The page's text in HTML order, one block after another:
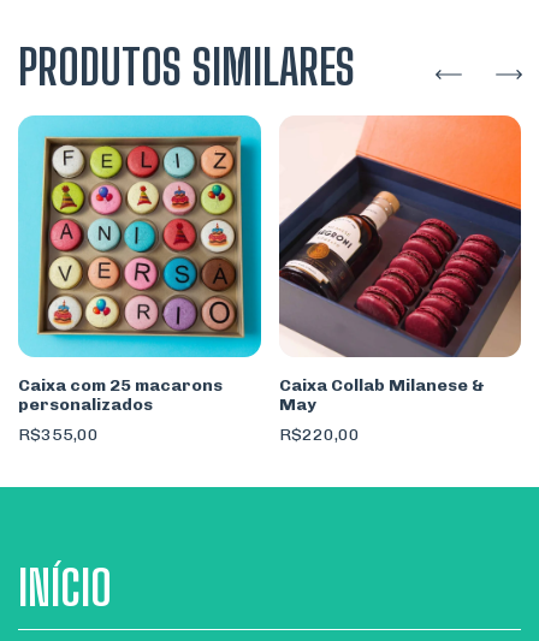
PRODUTOS SIMILARES
Caixa com 25 macarons
personalizados
R$355,00
Caixa Collab Milanese &
May
R$220,00
INÍCIO